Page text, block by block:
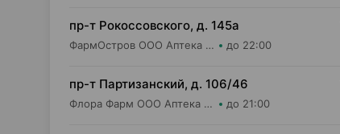
пр-т Рокоссовского, д. 145а
ФармОстров ООО Аптека №9 на Рокоссовского до 22:00
пр-т Партизанский, д. 106/46
Флора Фарм ООО Аптека №20 до 21:00